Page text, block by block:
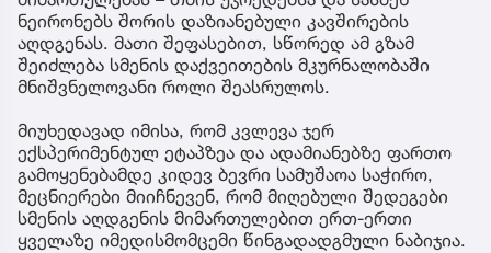
ნეირონებს შორის დაზიანებული კავშირების
აღდგენას. მათი შეფასებით, სწორედ ამ გზამ
შეიძლება სმენის დაქვეითების მკურნალობაში
მნიშვნელოვანი როლი შეასრულოს.
მიუხედავად იმისა, რომ კვლევა ჯერ
ექსპერიმენტულ ეტაპზეა და ადამიანებზე ფართო
გამოყენებამდე კიდევ ბევრი სამუშაოა საჭირო,
მეცნიერები მიიჩნევენ, რომ მიღებული შედეგები
სმენის აღდგენის მიმართულებით ერთ-ერთი
ყველაზე იმედისმომცემი წინგადადგმული ნაბიჯია.